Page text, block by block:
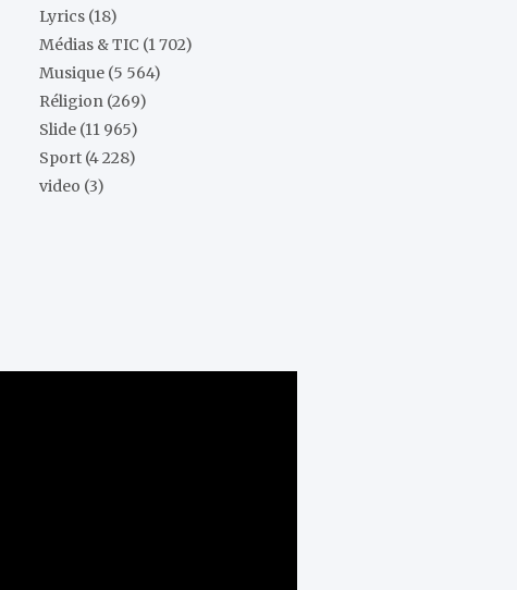
Lyrics (18)
Médias & TIC (1 702)
Musique (5 564)
Réligion (269)
Slide (11 965)
Sport (4 228)
video (3)